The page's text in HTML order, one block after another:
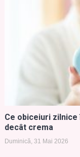
Ce obiceiuri
decât crema
Duminică, 31 Mai 2026